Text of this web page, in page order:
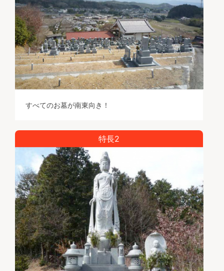
すべてのお墓が南東向き！
特長2